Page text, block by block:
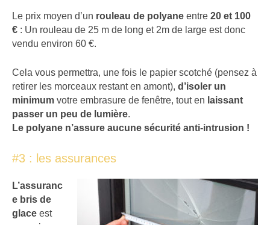
Le prix moyen d’un rouleau de polyane entre 20 et 100
€ : Un rouleau de 25 m de long et 2m de large est donc
vendu environ 60 €.
Cela vous permettra, une fois le papier scotché (pensez à
retirer les morceaux restant en amont), d’isoler un
minimum votre embrasure de fenêtre, tout en laissant
passer un peu de lumière.
Le polyane n’assure aucune sécurité anti-intrusion !
#3 : les assurances
L’assuranc
e bris de
glace est